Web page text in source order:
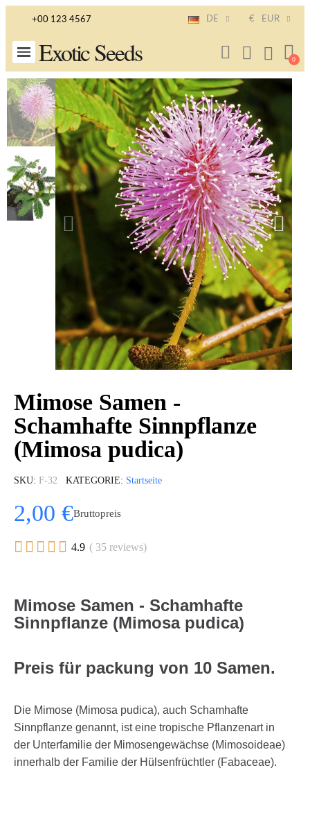
+00 123 4567 DE € EUR
Exotic Seeds
Mimose Samen -
Schamhafte Sinnpflanze
(Mimosa pudica)
SKU F-32 KATEGORIE Startseite
2,00 €Bruttopreis
     4.9 ( 35 reviews)
Mimose Samen - Schamhafte
Sinnpflanze (Mimosa pudica)
Preis für packung von 10 Samen.
Die Mimose (Mimosa pudica), auch Schamhafte
Sinnpflanze genannt, ist eine tropische Pflanzenart in
der Unterfamilie der Mimosengewächse (Mimosoideae)
innerhalb der Familie der Hülsenfrüchtler (Fabaceae).